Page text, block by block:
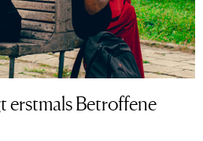
erstmals Betroffene